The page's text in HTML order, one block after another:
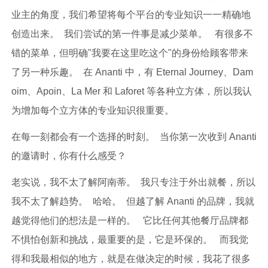
业主的角度，我们希望将每个平台的专业知识一一精确地
创造出来。 我们尝试的第一件事是减少菜单。 有很多不
错的菜单，但明确"我要在这里吃这个"的身份给顾客带来
了另一种乐趣。 在 Ananti 中，有 Eternal Journey、Dam
oim、Apoin、La Mer 和 Laforet 等各种立方体，所以我认
为增加每个立方体的专业知识很重要。
在每一刻都会有一个选择的时刻。 当你第一次收到 Ananti
的邀请时，你有什么感受？
老实说，我不太了解阿南蒂。 我只专注于外出就餐，所以
我不太了解趋势。 哈哈。 但越了解 Ananti 的品牌，我就
越觉得他们的想法是一样的。 它比任何其他餐厅品牌都
不惧怕创新和挑战，最重要的是，它是环保的。 而我觉
得和我最相似的地方，就是在做决定的时候，我花了很多